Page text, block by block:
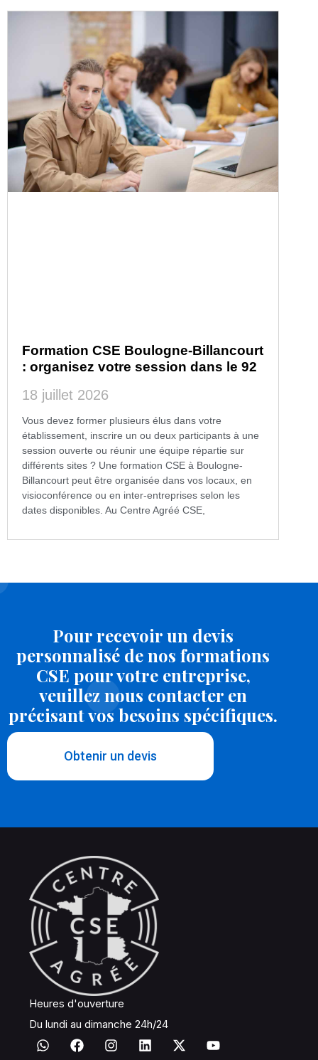
Formation CSE Boulogne-Billancourt
: organisez votre session dans le 92
18 juillet 2026
Vous devez former plusieurs élus dans votre
établissement, inscrire un ou deux participants à une
session ouverte ou réunir une équipe répartie sur
différents sites ? Une formation CSE à Boulogne-
Billancourt peut être organisée dans vos locaux, en
visioconférence ou en inter-entreprises selon les
dates disponibles. Au Centre Agréé CSE,
Pour recevoir un devis
personnalisé de nos formations
CSE pour votre entreprise,
veuillez nous contacter en
précisant vos besoins spécifiques.
Obtenir un devis
Heures d'ouverture
Du lundi au dimanche 24h/24